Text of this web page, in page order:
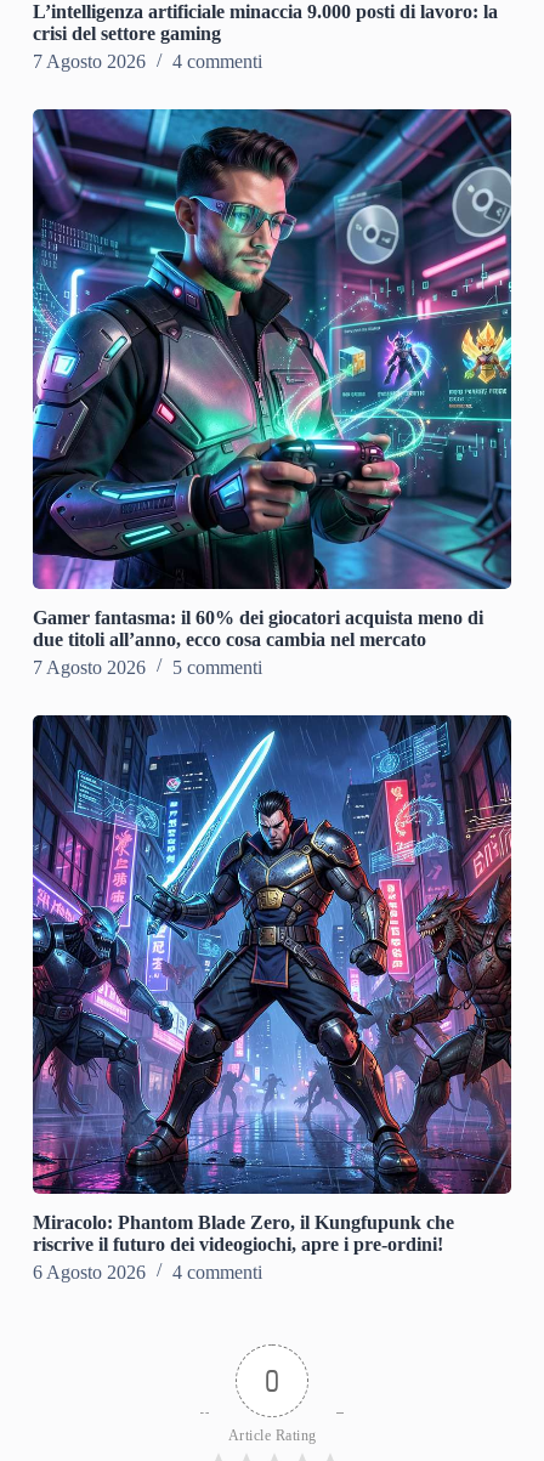
L’intelligenza artificiale minaccia 9.000 posti di lavoro: la
crisi del settore gaming
7 Agosto 2026
4 commenti
Gamer fantasma: il 60% dei giocatori acquista meno di
due titoli all’anno, ecco cosa cambia nel mercato
7 Agosto 2026
5 commenti
Miracolo: Phantom Blade Zero, il Kungfupunk che
riscrive il futuro dei videogiochi, apre i pre-ordini!
6 Agosto 2026
4 commenti
0
Article Rating